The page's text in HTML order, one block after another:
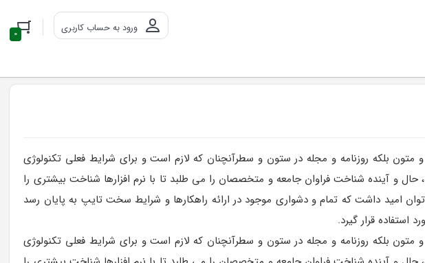
ورود به حساب کاربری 0
بلکه روزنامه و مجله در ستون و سطرآنچنان که لازم است و برای شرایط فعلی تکنولوژی
و آینده شناخت فراوان جامعه و متخصصان را می طلبد تا با نرم افزارها شناخت بیشتری را
امید داشت که تمام و دشواری موجود در ارائه راهکارها و شرایط سخت تایپ به پایان رسد
قرار گیرد.
بلکه روزنامه و مجله در ستون و سطرآنچنان که لازم است و برای شرایط فعلی تکنولوژی